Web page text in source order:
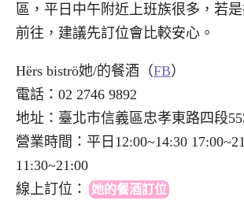
區，平日中午附近上班族很多，若
前往，建議先訂位會比較安心。
Hërs biströ她/的餐酒（FB）
電話：02 2746 9892
地址：臺北市信義區忠孝東路四段
營業時間：平日12:00~14:30
11:30~21:00
線上訂位 ： 她的餐酒訂位